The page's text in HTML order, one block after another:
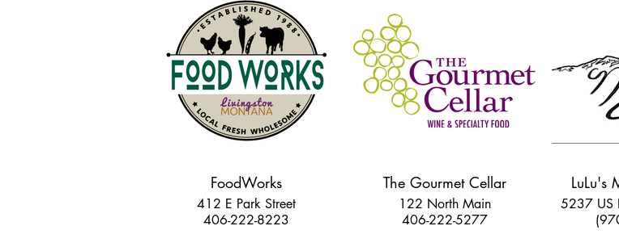
FoodWorks
412 E Park Street
406-222-8223
The Gourmet Cellar
122 North Main
406-222-5277
LuLu's
5237 US